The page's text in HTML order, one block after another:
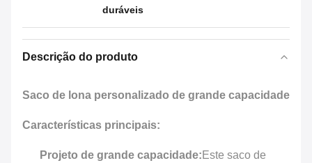
duráveis
Descrição do produto
Saco de lona personalizado de grande capacidade
Características principais:
Projeto de grande capacidade: Este saco de